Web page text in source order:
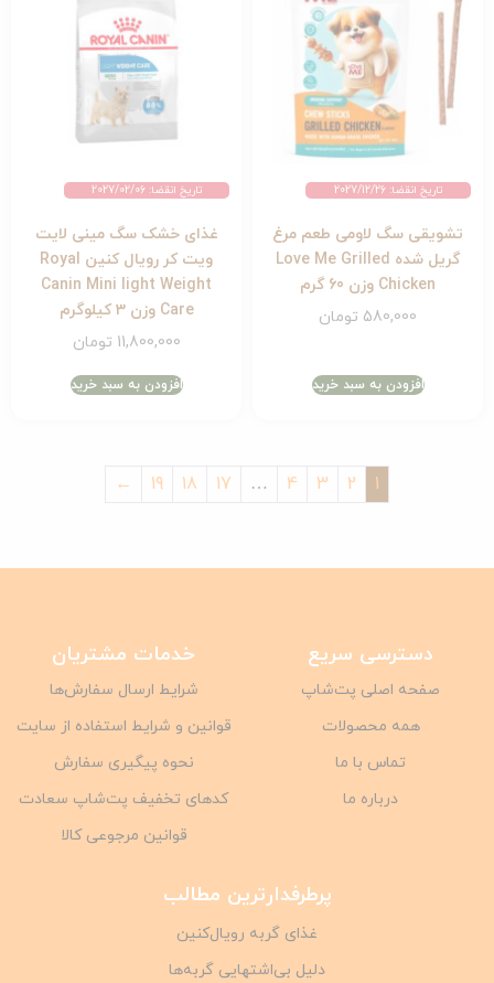
تاریخ انقضا: 2027/12/26
تشویقی سگ لاومی طعم مرغ
گریل شده Love Me Grilled
Chicken وزن 60 گرم
580,000 تومان
افزودن به سبد خرید
تاریخ انقضا: 2027/02/06
غذای خشک سگ مینی لایت
ویت کر رویال کنین Royal
Canin Mini light Weight
Care وزن 3 کیلوگرم
11,800,000 تومان
افزودن به سبد خرید
1
2
3
4
…
17
18
19
←
دسترسی سریع
صفحه اصلی پت‌شاپ
همه محصولات
تماس با ما
درباره ما
خدمات مشتریان
شرایط ارسال سفارش‌ها
قوانین و شرایط استفاده از سایت
نحوه پیگیری سفارش
کدهای تخفیف پت‌شاپ سعادت
قوانین مرجوعی کالا
پرطرفدارترین مطالب
غذای گربه رویال‌کنین
دلیل بی‌اشتهایی گربه‌ها